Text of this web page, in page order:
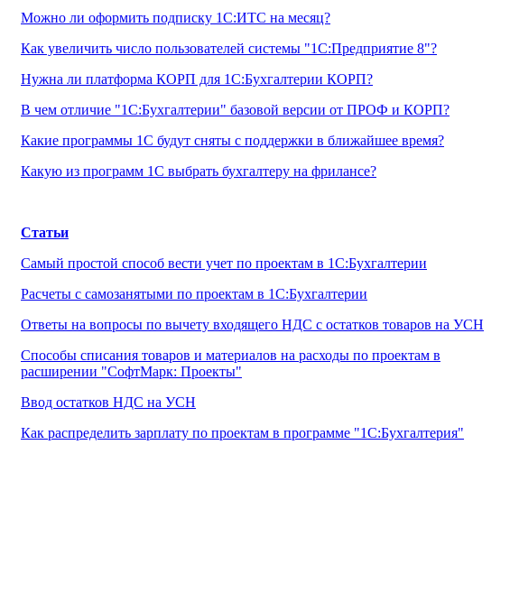
Можно ли оформить подписку 1С:ИТС на месяц?
Как увеличить число пользователей системы "1С:Предприятие 8"?
Нужна ли платформа КОРП для 1С:Бухгалтерии КОРП?
В чем отличие "1С:Бухгалтерии" базовой версии от ПРОФ и КОРП?
Какие программы 1С будут сняты с поддержки в ближайшее время?
Какую из программ 1С выбрать бухгалтеру на фрилансе?
Статьи
Самый простой способ вести учет по проектам в 1С:Бухгалтерии
Расчеты с самозанятыми по проектам в 1С:Бухгалтерии
Ответы на вопросы по вычету входящего НДС с остатков товаров на УСН
Способы списания товаров и материалов на расходы по проектам в
расширении "СофтМарк: Проекты"
Ввод остатков НДС на УСН
Как распределить зарплату по проектам в программе "1С:Бухгалтерия"